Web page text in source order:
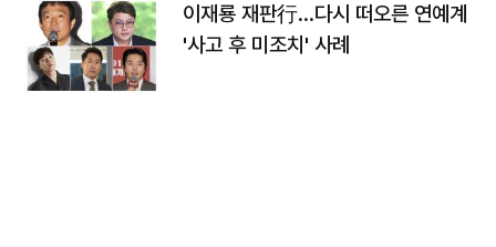
이재룡 재판行…다시 떠오른 연예계
'사고 후 미조치' 사례